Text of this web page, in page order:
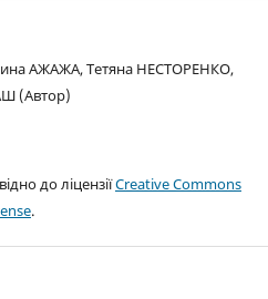
АЖАЖА, Тетяна НЕСТОРЕНКО,
(Автор)
до ліцензіїCreative Commons
.